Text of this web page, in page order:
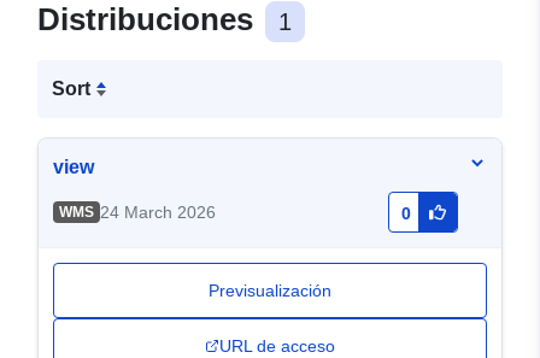
Distribuciones 1
Sort
view
WMS 24 March 2026 0
Previsualización
URL de acceso